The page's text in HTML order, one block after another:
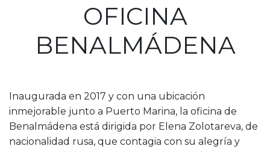
OFICINA
BENALMÁDENA
Inaugurada en 2017 y con una ubicación
inmejorable junto a Puerto Marina, la oficina de
Benalmádena está dirigida por Elena Zolotareva, de
nacionalidad rusa, que contagia con su alegría y